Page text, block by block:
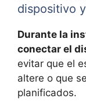
dispositivo
Durante la
conectar el
evitar que el
altere o que
planificados.